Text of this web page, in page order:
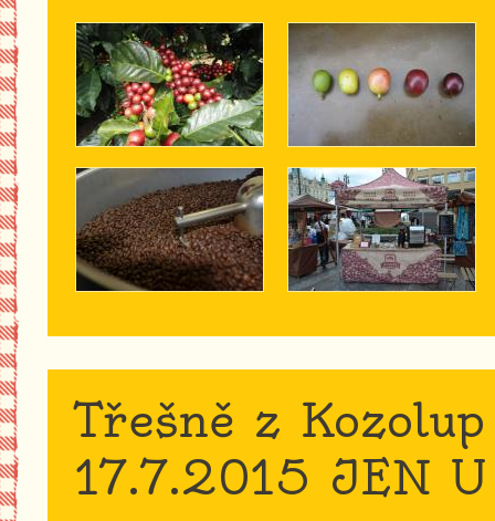
Třešně z
17.7.2015 JEN